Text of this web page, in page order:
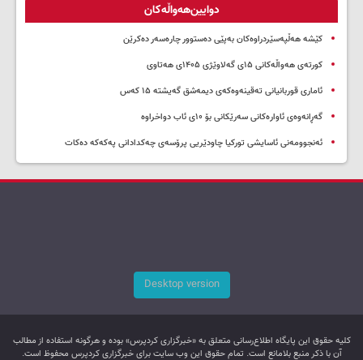
دوایین‌هەواڵەکان
کێشە هەڵپەسێردراوەکان بەپێی دەستوور چارەسەر دەکرێن
کورتەی هەواڵەکانی ۱۵ی گەلاوێژی ۱۴۰۵ی هەتاوی
ئاماری قوربانیانی تەقینەوەکەی دیمەشق گەیشتە ۱۵ کەس
گەڕانەوەی ئاوارەکانی سەرێکانی بۆ ۱۰ی ئاب دواخراوە
ئەنجوومەنی ئاسایشی تورکیا چاودێریی پرۆسەی چەکدادانی پەکەکە دەکات
Desktop version
کليه حقوق اين پایگاه اطلاع‌رسانی متعلق به «خبرگزاری کردپرس» بوده و هرگونه استفاده از مطالب
آن با ذکر منبع بلامانع است. تمام حقوق این وب سایت برای خبرگزاری کردپرس محفوظ است.